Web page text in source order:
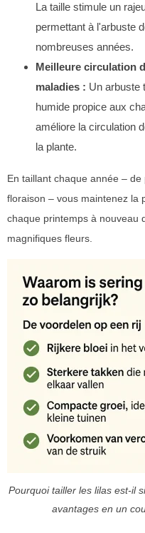
La taille stimule un
permettant à l'arbuste
nombreuses années.
Meilleure circulation
maladies : Un arbuste
humide propice aux
améliore la circulation
la plante.
En taillant chaque année –
floraison – vous maintenez la
chaque printemps à nouveau
magnifiques fleurs.
Pourquoi tailler les lilas est-il
avantages en un